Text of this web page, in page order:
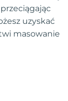
uzyskać
masowanie